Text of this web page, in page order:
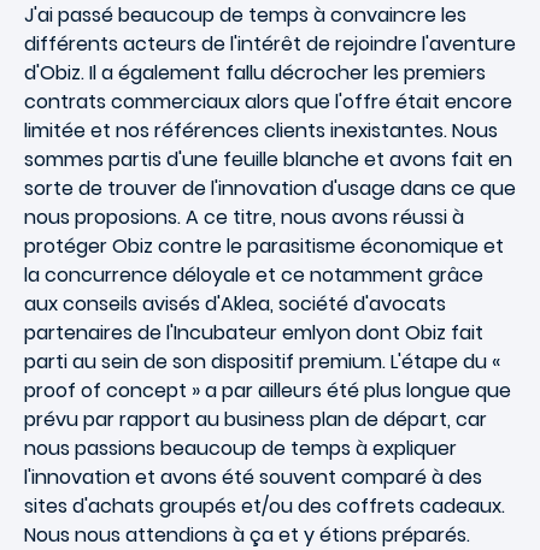
J'ai passé beaucoup de temps à convaincre les
différents acteurs de l'intérêt de rejoindre l'aventure
d'Obiz. Il a également fallu décrocher les premiers
contrats commerciaux alors que l'offre était encore
limitée et nos références clients inexistantes. Nous
sommes partis d'une feuille blanche et avons fait en
sorte de trouver de l'innovation d'usage dans ce que
nous proposions. A ce titre, nous avons réussi à
protéger Obiz contre le parasitisme économique et
la concurrence déloyale et ce notamment grâce
aux conseils avisés d'Aklea, société d'avocats
partenaires de l'Incubateur emlyon dont Obiz fait
parti au sein de son dispositif premium. L'étape du «
proof of concept » a par ailleurs été plus longue que
prévu par rapport au business plan de départ, car
nous passions beaucoup de temps à expliquer
l'innovation et avons été souvent comparé à des
sites d'achats groupés et/ou des coffrets cadeaux.
Nous nous attendions à ça et y étions préparés.